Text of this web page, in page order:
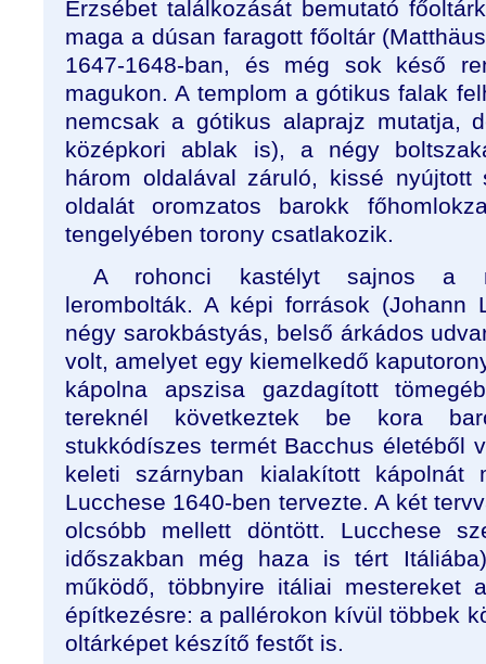
Erzsébet találkozását bemutató
maga a dúsan faragott főoltár
1647-1648-ban, és még sok késő
magukon. A templom a gótikus falak
nemcsak a gótikus alaprajz mutatja,
középkori ablak is), a négy
három oldalával záruló, kissé
oldalát oromzatos barokk
tengelyében torony csatlakozik.
A rohonci kastélyt sajnos a
lerombolták. A képi források (Johann
négy sarokbástyás, belső árkádos
volt, amelyet egy kiemelkedő
kápolna apszisa gazdagított
tereknél következtek be kora
stukkódíszes termét Bacchus életéből
keleti szárnyban kialakított kápolnát
Lucchese 1640-ben tervezte. A két
olcsóbb mellett döntött. Lucchese
időszakban még haza is tért
működő, többnyire itáliai mestereket
építkezésre: a pallérokon kívül többek
oltárképet készítő festőt is.